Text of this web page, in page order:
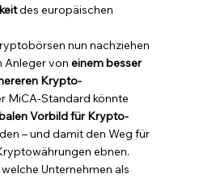
des europäischen
nun nachziehen
Anleger von einem besser
Krypto-
MiCA-Standard könnte
Vorbild für Krypto-
– und damit den Weg für
ebnen.
Unternehmen als